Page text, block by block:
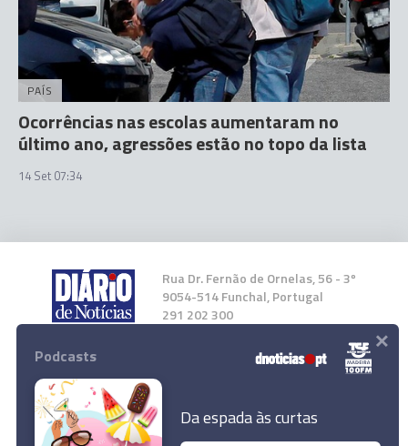
PAÍS
Ocorrências nas escolas aumentaram no
último ano, agressões estão no topo da lista
14 Set 07:34
Rua Dr. Fernão de Ornelas, 56 - 3º
9054-514 Funchal, Portugal
291 202 300
Instale a nossa App
Podcasts
Da espada às curtas
×